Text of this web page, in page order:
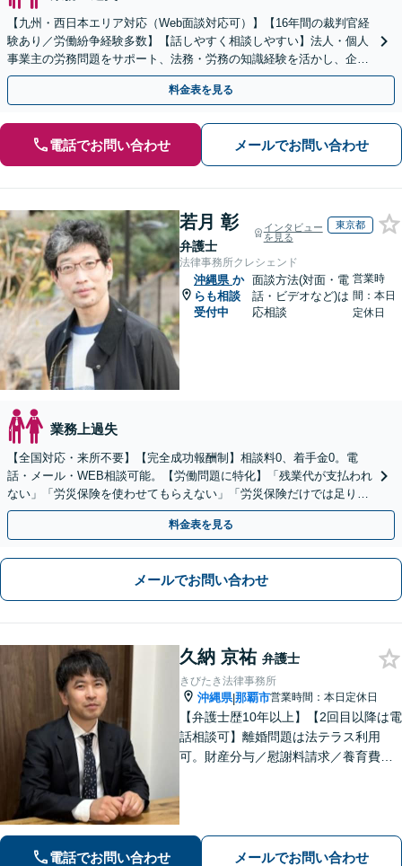
【九州・西日本エリア対応（Web面談対応可）】【16年間の裁判官経
験あり／労働紛争経験多数】【話しやすく相談しやすい】法人・個人
事業主の労務問題をサポート、法務・労務の知識経験を活かし、企業
側から御社の労働問題解決に尽力します。
料金表を見る
電話でお問い合わせ メールでお問い合わせ
若月 彰
弁護士
インタビュー
を見る
東京都
法律事務所クレシェンド
沖縄県 か
らも相談
受付中
面談方法(対面・電
話・ビデオなど)は
応相談
営業時
間：本日
定休日
業務上過失
【全国対応・来所不要】【完全成功報酬制】相談料0、着手金0。電
話・メール・WEB相談可能。【労働問題に特化】「残業代が支払われ
ない」「労災保険を使わせてもらえない」「労災保険だけでは足りな
い。損害賠償請求したい」など労働問題はお任せを。
料金表を見る
メールでお問い合わせ
久納 京祐 弁護士
きびたき法律事務所
沖縄県|那覇市営業時間：本日定休日
【弁護士歴10年以上】【2回目以降は電
話相談可】離婚問題は法テラス利用
可。財産分与／慰謝料請求／養育費な
多数【バス停「天久」2分】
電話でお問い合わせ メールでお問い合わせ